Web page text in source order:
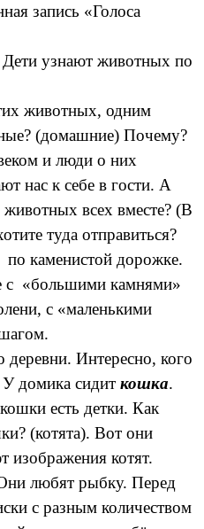
запись «Голоса
Дети узнают животных по
животных, одним
(домашние) Почему?
и люди о них
нас к себе в гости. А
всех вместе? (В
туда отправиться?
каменистой дорожке.
«большими камнями»
с «маленькими
Интересно, кого
домика сидит кошка.
есть детки. Как
(котята). Вот они
изображения котят.
любят рыбку. Перед
с разным количеством